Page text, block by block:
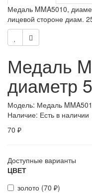
Медаль MMA5010,
лицевой стороне диам.
Медаль
диаметр
Модель: Медаль
Наличие: Есть в наличии
70 ₽
Доступные варианты
ЦВЕТ
золото (70 ₽)